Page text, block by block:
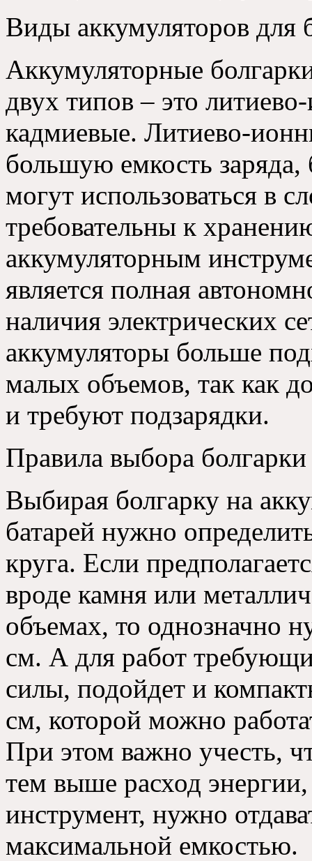
Виды аккумуляторов для
Аккумуляторные
двух типов – это
кадмиевые. Литиево-
большую емкость заряда,
могут использоваться в
требовательны к
аккумуляторным
является полная
наличия электрических
аккумуляторы больше
малых объемов, так как
и требуют подзарядки.
Правила выбора
Выбирая болгарку на
батарей нужно
круга. Если
вроде камня или
объемах, то однозначно
см. А для работ
силы, подойдет и
см, которой можно
При этом важно учесть,
тем выше расход
инструмент, нужно
максимальной емкостью.